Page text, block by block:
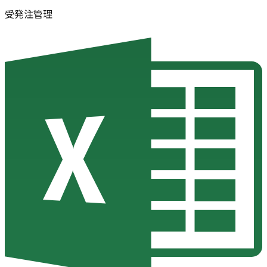
受発注管理